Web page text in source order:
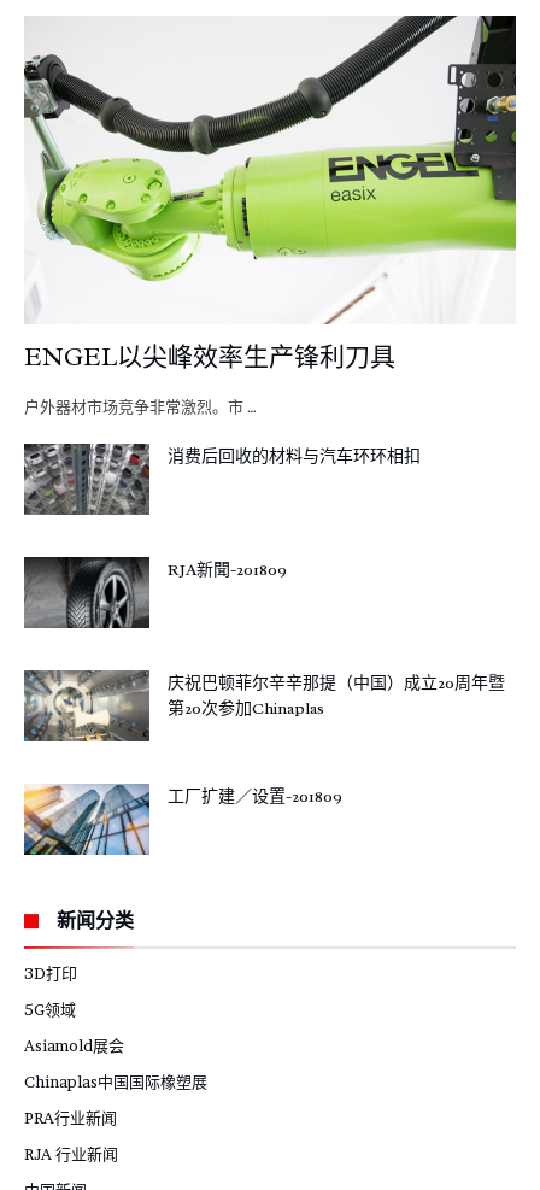
ENGEL以尖峰效率生产锋利刀具
户外器材市场竞争非常激烈。市 …
消费后回收的材料与汽车环环相扣
RJA新聞-201809
庆祝巴顿菲尔辛辛那提（中国）成立20周年暨
第20次参加Chinaplas
工厂扩建／设置-201809
新闻分类
3D打印
5G领域
Asiamold展会
Chinaplas中国国际橡塑展
PRA行业新闻
RJA 行业新闻